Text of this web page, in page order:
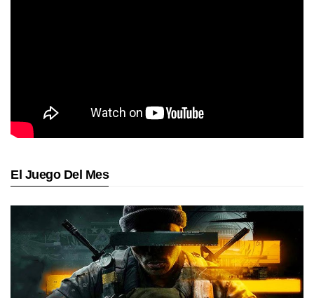
El Juego Del Mes